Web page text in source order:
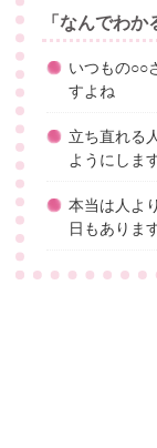
「なんでわ
いつもの○○
すよね
立ち直れる
ようにしま
本当は人よ
日もありま